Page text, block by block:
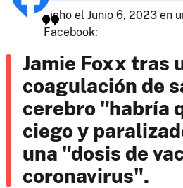
dicho el Junio 6, 2023 en
Facebook:
Jamie Foxx tras
coagulación de
cerebro "habría
ciego y
una "dosis de
coronavirus".